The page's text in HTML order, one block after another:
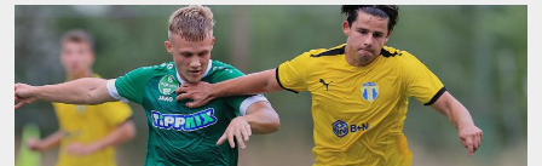
Tovább olvasom...